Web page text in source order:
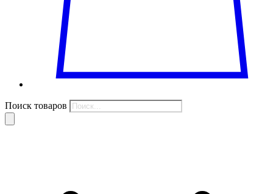
Поиск товаров